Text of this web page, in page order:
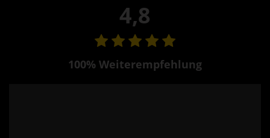
4,8
100% Weiterempfehlung